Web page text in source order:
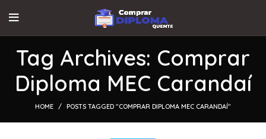
Tag Archives: Comprar
Diploma MEC Carandaí
HOME POSTS TAGGED "COMPRAR DIPLOMA MEC CARANDAÍ"